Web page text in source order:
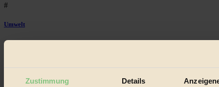
Zustimmung Details
#
Umwelt
#